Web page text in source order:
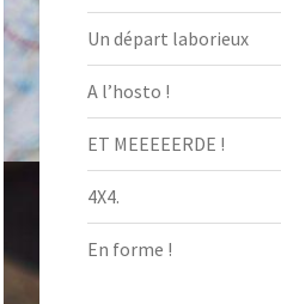
Un départ laborieux
A l’hosto !
ET MEEEEERDE !
4X4.
En forme !